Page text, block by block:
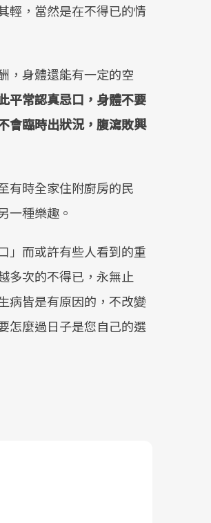
輕，當然是在不得已的情
，身體還能有一定的空
平常認真忌口，身體不要
會臨時出狀況，腹瀉敗興
有時全家住附廚房的民
一種樂趣。
」而或許有些人看到的重
多次的不得已，永無止
病皆是有原因的，不改變
怎麼過日子是您自己的選